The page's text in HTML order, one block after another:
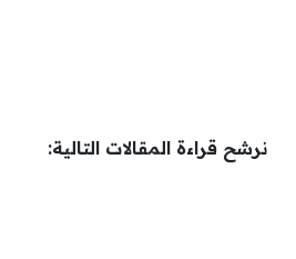
نرشح قراءة المقالات التالية: